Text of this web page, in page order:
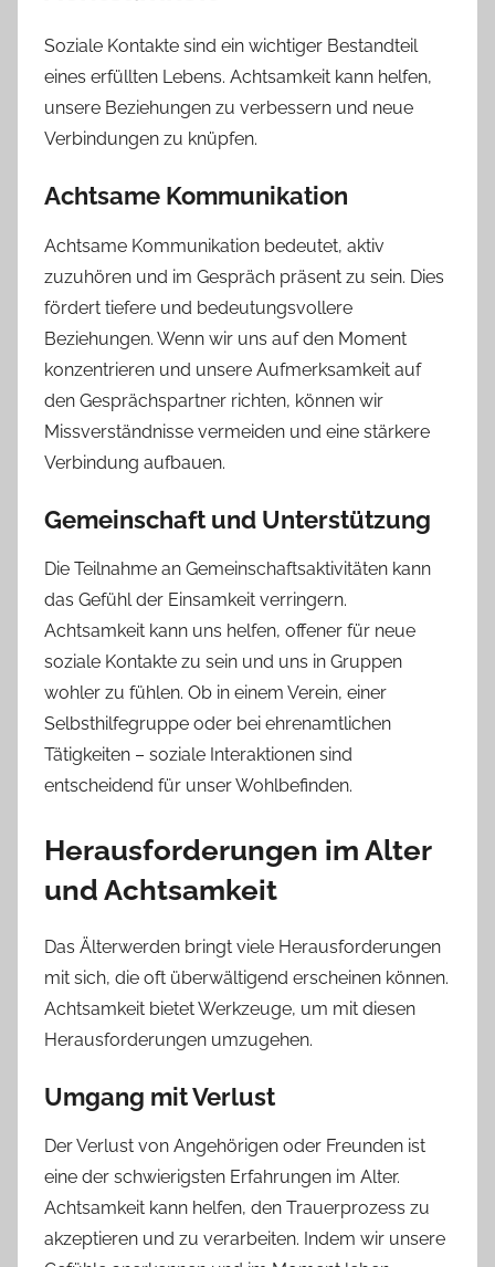
Soziale Kontakte sind ein wichtiger Bestandteil
eines erfüllten Lebens. Achtsamkeit kann helfen,
unsere Beziehungen zu verbessern und neue
Verbindungen zu knüpfen.
Achtsame Kommunikation
Achtsame Kommunikation bedeutet, aktiv
zuzuhören und im Gespräch präsent zu sein. Dies
fördert tiefere und bedeutungsvollere
Beziehungen. Wenn wir uns auf den Moment
konzentrieren und unsere Aufmerksamkeit auf
den Gesprächspartner richten, können wir
Missverständnisse vermeiden und eine stärkere
Verbindung aufbauen.
Gemeinschaft und Unterstützung
Die Teilnahme an Gemeinschaftsaktivitäten kann
das Gefühl der Einsamkeit verringern.
Achtsamkeit kann uns helfen, offener für neue
soziale Kontakte zu sein und uns in Gruppen
wohler zu fühlen. Ob in einem Verein, einer
Selbsthilfegruppe oder bei ehrenamtlichen
Tätigkeiten – soziale Interaktionen sind
entscheidend für unser Wohlbefinden.
Herausforderungen im Alter
und Achtsamkeit
Das Älterwerden bringt viele Herausforderungen
mit sich, die oft überwältigend erscheinen können.
Achtsamkeit bietet Werkzeuge, um mit diesen
Herausforderungen umzugehen.
Umgang mit Verlust
Der Verlust von Angehörigen oder Freunden ist
eine der schwierigsten Erfahrungen im Alter.
Achtsamkeit kann helfen, den Trauerprozess zu
akzeptieren und zu verarbeiten. Indem wir unsere